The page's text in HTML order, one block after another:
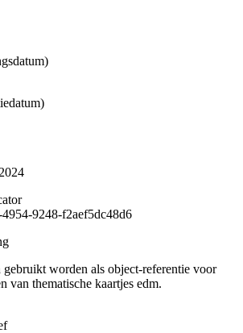
9248-f2aef5dc48d6
gebruikt worden als object-referentie voor
van thematische kaartjes edm.